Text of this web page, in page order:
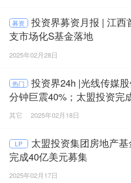
募资
投资界募资月报 | 江西
支市场化S基金落地
2025年02月28日
热门
投资界24h |光线传媒
分钟巨震40%；太盟投资完
0亿美元募集；2025，重庆种
其它 2025年02月18日
LP
太盟投资集团房地产基
完成40亿美元募集
2025年02月17日